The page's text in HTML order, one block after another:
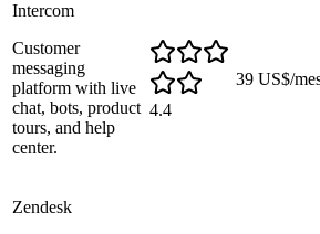
Intercom
Customer
messaging
platform with live
chat, bots, product
tours, and help
center.
4.4
39 US$/
Zendesk